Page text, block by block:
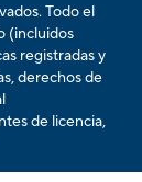
Todo el
(incluidos
registradas y
derechos de
de licencia,